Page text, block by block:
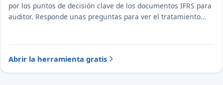
por los puntos de decisión clave de los documentos IFRS para
auditor. Responde unas preguntas para ver el tratamiento
Abrir la herramienta gratis